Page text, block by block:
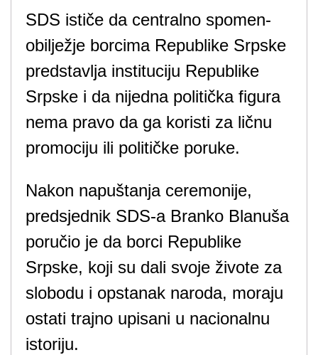
SDS ističe da centralno spomen-
obilježje borcima Republike Srpske
predstavlja instituciju Republike
Srpske i da nijedna politička figura
nema pravo da ga koristi za ličnu
promociju ili političke poruke.
Nakon napuštanja ceremonije,
predsjednik SDS-a Branko Blanuša
poručio je da borci Republike
Srpske, koji su dali svoje živote za
slobodu i opstanak naroda, moraju
ostati trajno upisani u nacionalnu
istoriju.